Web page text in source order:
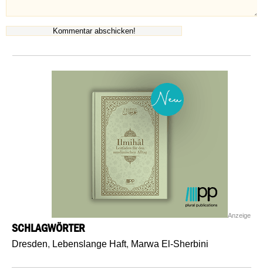
Anzeige
SCHLAGWÖRTER
Dresden, Lebenslange Haft, Marwa El-Sherbini